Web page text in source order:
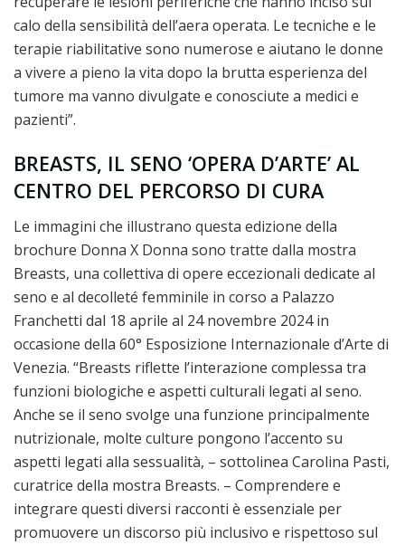
calo della sensibilità dell’aera operata. Le tecniche e le
terapie riabilitative sono numerose e aiutano le donne
a vivere a pieno la vita dopo la brutta esperienza del
tumore ma vanno divulgate e conosciute a medici e
pazienti”.
BREASTS, IL SENO ‘OPERA D’ARTE’ AL
CENTRO DEL PERCORSO DI CURA
Le immagini che illustrano questa edizione della
brochure Donna X Donna sono tratte dalla mostra
Breasts, una collettiva di opere eccezionali dedicate al
seno e al decolleté femminile in corso a Palazzo
Franchetti dal 18 aprile al 24 novembre 2024 in
occasione della 60° Esposizione Internazionale d’Arte di
Venezia. “Breasts riflette l’interazione complessa tra
funzioni biologiche e aspetti culturali legati al seno.
Anche se il seno svolge una funzione principalmente
nutrizionale, molte culture pongono l’accento su
aspetti legati alla sessualità, – sottolinea Carolina Pasti,
curatrice della mostra Breasts. – Comprendere e
integrare questi diversi racconti è essenziale per
promuovere un discorso più inclusivo e rispettoso sul